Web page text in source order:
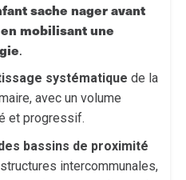
sache nager avant
mobilisant une
.
systématique de la
avec un volume
et progressif.
bassins de proximité
intercommunales,